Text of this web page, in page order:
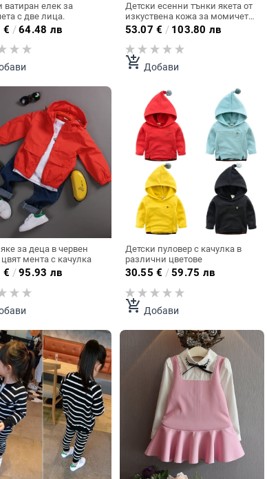
ватиран елек за
с две лица.
€ /64.48 лв
Детски есенни тънки якета от
изкуствена кожа за момичета -
Черни и Червени.
53.07 € / 103.80 лв
add_shopping_cart Добави
за деца в червен
мента с качулка
€ /95.93 лв
Детски пуловер с качулка в
различни цветове
30.55 € /59.75 лв
add_shopping_cart Добави